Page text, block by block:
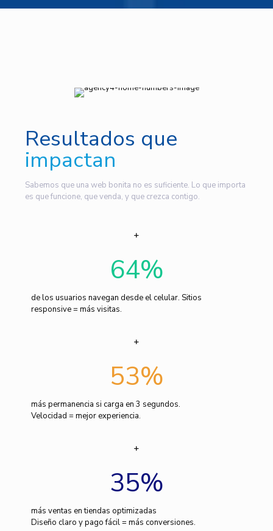
Resultados que
impactan
Sabemos que una web bonita no es suficiente. Lo que importa
es que funcione, que venda, y que crezca contigo.
64%
de los usuarios navegan desde el celular. Sitios
responsive = más visitas.
53%
más permanencia si carga en 3 segundos.
Velocidad = mejor experiencia.
35%
más ventas en tiendas optimizadas
Diseño claro y pago fácil = más conversiones.